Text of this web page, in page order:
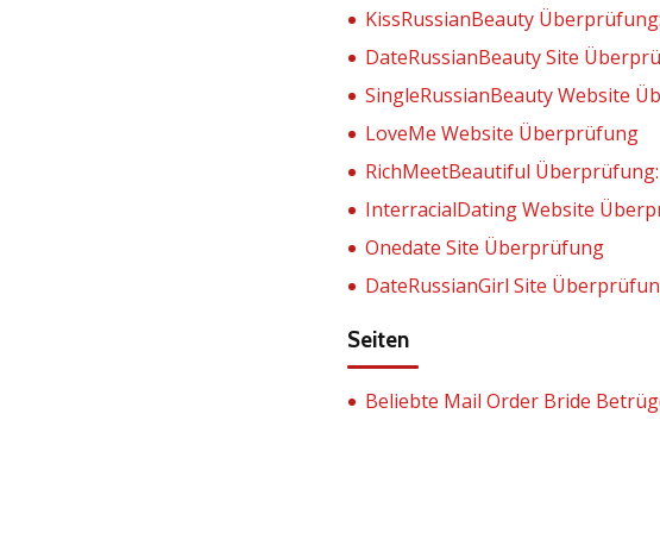
KissRussianBeauty
DateRussianBeauty Site
SingleRussianBeauty Website
LoveMe Website Überprüfung
RichMeetBeautiful
InterracialDating Website
Onedate Site Überprüfung
DateRussianGirl Site
Seiten
Beliebte Mail Order Bride